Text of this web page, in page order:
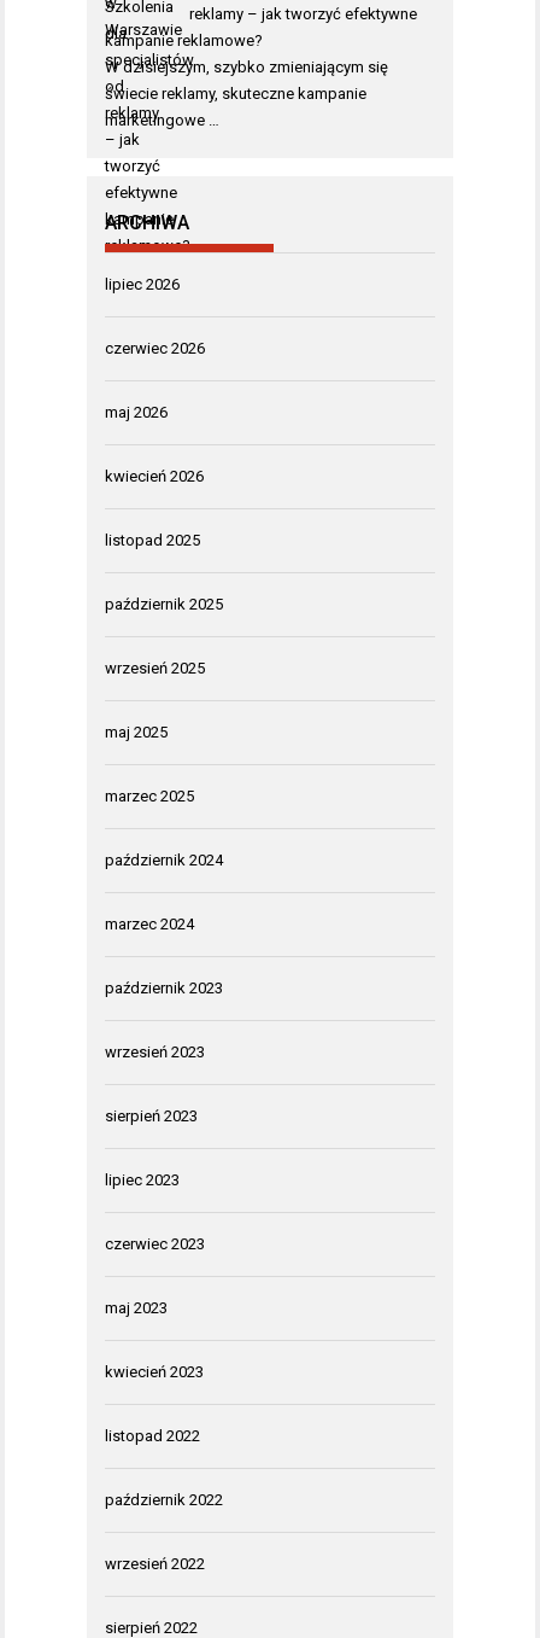
reklamy – jak tworzyć efektywne
kampanie reklamowe?
W dzisiejszym, szybko zmieniającym się
świecie reklamy, skuteczne kampanie
marketingowe …
ARCHIWA
lipiec 2026
czerwiec 2026
maj 2026
kwiecień 2026
listopad 2025
październik 2025
wrzesień 2025
maj 2025
marzec 2025
październik 2024
marzec 2024
październik 2023
wrzesień 2023
sierpień 2023
lipiec 2023
czerwiec 2023
maj 2023
kwiecień 2023
listopad 2022
październik 2022
wrzesień 2022
sierpień 2022